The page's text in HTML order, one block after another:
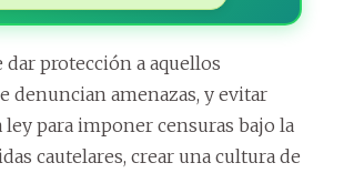
dar protección a aquellos
denuncian amenazas, y evitar
para imponer censuras bajo la
cautelares, crear una cultura de